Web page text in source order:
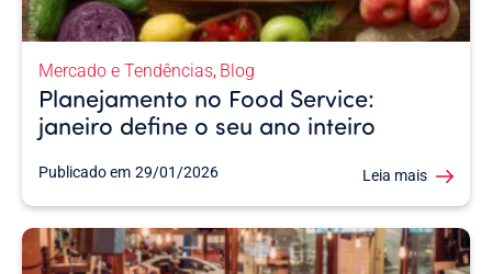
Mercado e Tendências, Blog
Planejamento no Food Service:
janeiro define o seu ano inteiro
Publicado em 29/01/2026 Leia mais